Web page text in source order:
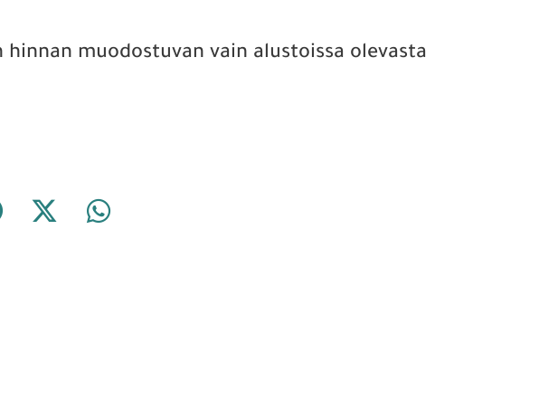
muodostuvan vain alustoissa olevasta